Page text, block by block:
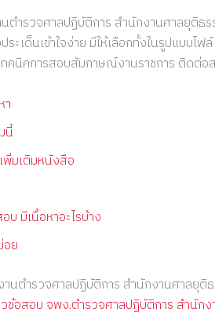
ตำรวจศาลปฏิบัติการ สำนักงานศาลยุติ
ระเด็นเข้าใจง่าย มีให้เลือกทั้งในรูปแบบ
คนิคการสอบสัมภาษณ์งานราชการ ติดต่
นี้
พิ่มเติมหนังสือ
บ มีเนื้อหาอะไรบ้าง
ย
นตำรวจศาลปฏิบัติการ สำนักงานศาลยุติ
ข้อสอบ จพง.ตำรวจศาลปฏิบัติการ สำนัก